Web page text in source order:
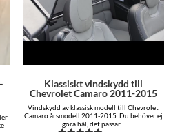
Klassiskt vindskydd till
Chevrolet Camaro 2011-2015
Vindskydd av klassisk modell till Chevrolet
Camaro årsmodell 2011-2015. Du behöver ej
göra hål, det passar...